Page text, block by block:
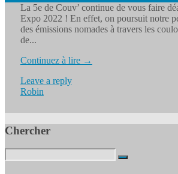
La 5e de Couv’ continue de vous faire
Expo 2022 ! En effet, on poursuit notre
des émissions nomades à travers les
de...
Continuez à lire →
Leave a reply
Robin
Chercher
Search
for: